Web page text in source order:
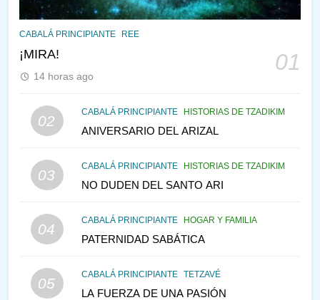
CABALÁ PRINCIPIANTE REE
¡MIRA! 01
14 horas ago
02
CABALÁ PRINCIPIANTE HISTORIAS DE TZADIKIM
ANIVERSARIO DEL ARIZAL
03
CABALÁ PRINCIPIANTE HISTORIAS DE TZADIKIM
NO DUDEN DEL SANTO ARI
04
CABALÁ PRINCIPIANTE HOGAR Y FAMILIA
PATERNIDAD SABÁTICA
05
CABALÁ PRINCIPIANTE TETZAVÉ
LA FUERZA DE UNA PASIÓN
PENSAMIENTO JUDÍO PIRKEI AVOT
146
LA RECONSTRUCCIÓN DEL
PENSAMIENTO JUDÍO
VEAMOS ¿POR QUÉ
IEHOSHÚA? Y LA QUEJA DE
1
RAZI ¿QUIÉN ES SABIO?